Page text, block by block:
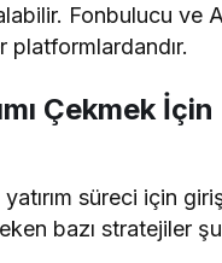
Fonbulucu ve
platformlardandır.
Çekmek İçin
yatırım süreci için
bazı stratejiler